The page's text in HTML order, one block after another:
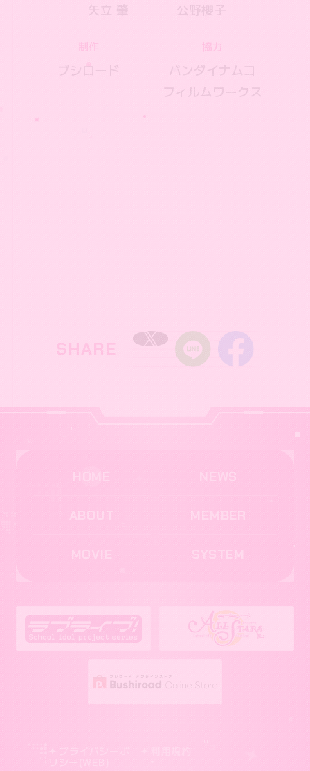
矢立 肇 公野櫻子
制作
ブシロード
協力
バンダイナムコ
フィルムワークス
SHARE
HOME NEWS
ABOUT MEMBER
MOVIE SYSTEM
プライバシーポ
リシー(WEB)